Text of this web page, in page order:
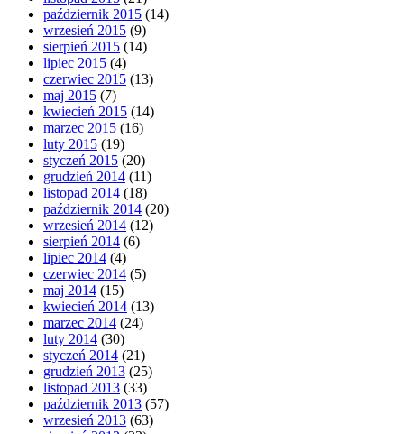
październik 2015 (14)
wrzesień 2015 (9)
sierpień 2015 (14)
lipiec 2015 (4)
czerwiec 2015 (13)
maj 2015 (7)
kwiecień 2015 (14)
marzec 2015 (16)
luty 2015 (19)
styczeń 2015 (20)
grudzień 2014 (11)
listopad 2014 (18)
październik 2014 (20)
wrzesień 2014 (12)
sierpień 2014 (6)
lipiec 2014 (4)
czerwiec 2014 (5)
maj 2014 (15)
kwiecień 2014 (13)
marzec 2014 (24)
luty 2014 (30)
styczeń 2014 (21)
grudzień 2013 (25)
listopad 2013 (33)
październik 2013 (57)
wrzesień 2013 (63)